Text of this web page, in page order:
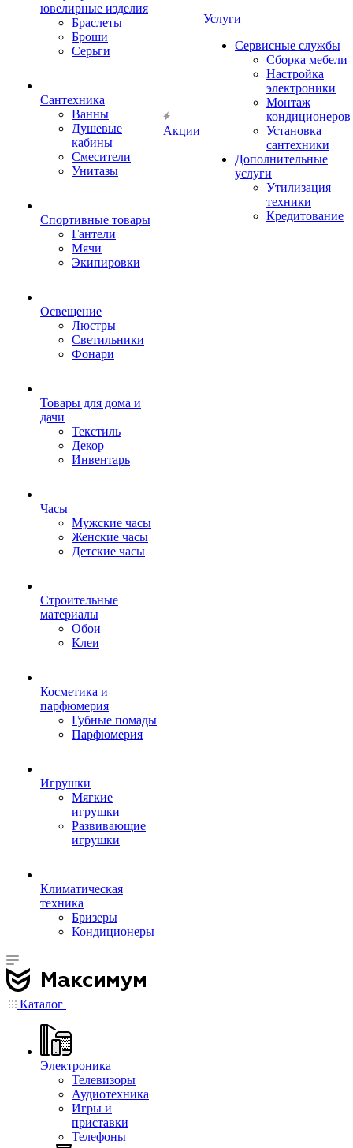
ювелирные изделия
Браслеты
Броши
Серьги
Сантехника
Ванны
Душевые
кабины
Смесители
Унитазы
Спортивные товары
Гантели
Мячи
Экипировки
Освещение
Люстры
Светильники
Фонари
Товары для дома и
дачи
Текстиль
Декор
Инвентарь
Часы
Мужские часы
Женские часы
Детские часы
Строительные
материалы
Обои
Клеи
Косметика и
парфюмерия
Губные помады
Парфюмерия
Игрушки
Мягкие
игрушки
Развивающие
игрушки
Климатическая
техника
Бризеры
Кондиционеры
Акции
Услуги
Сервисные службы
Сборка мебели
Настройка
электроники
Монтаж
кондиционеров
Установка
сантехники
Дополнительные
услуги
Утилизация
техники
Кредитование
Каталог
Электроника
Телевизоры
Аудиотехника
Игры и
приставки
Телефоны